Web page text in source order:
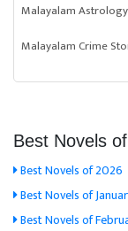
Malayalam Astrology
Malayalam Crime
Best Novels
Best Novels of 2026
Best Novels of
Best Novels of